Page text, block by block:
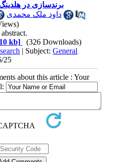
برندسازی در
داود ملک محمدی
kb]
(326 Downloads)
| Subject:General
25
about this article : Your